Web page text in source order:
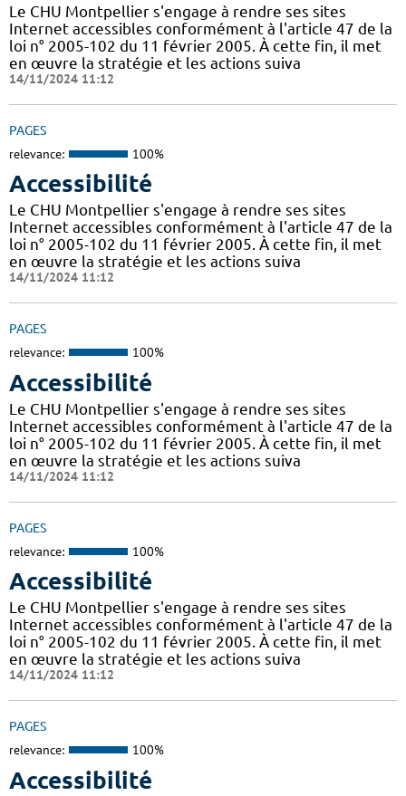
Le CHU Montpellier s'engage à rendre ses sites
Internet accessibles conformément à l'article 47 de la
loi n° 2005-102 du 11 février 2005. À cette fin, il met
en œuvre la stratégie et les actions suiva
14/11/2024 11:12
PAGES
relevance: 100%
Accessibilité
Le CHU Montpellier s'engage à rendre ses sites
Internet accessibles conformément à l'article 47 de la
loi n° 2005-102 du 11 février 2005. À cette fin, il met
en œuvre la stratégie et les actions suiva
14/11/2024 11:12
PAGES
relevance: 100%
Accessibilité
Le CHU Montpellier s'engage à rendre ses sites
Internet accessibles conformément à l'article 47 de la
loi n° 2005-102 du 11 février 2005. À cette fin, il met
en œuvre la stratégie et les actions suiva
14/11/2024 11:12
PAGES
relevance: 100%
Accessibilité
Le CHU Montpellier s'engage à rendre ses sites
Internet accessibles conformément à l'article 47 de la
loi n° 2005-102 du 11 février 2005. À cette fin, il met
en œuvre la stratégie et les actions suiva
14/11/2024 11:12
PAGES
relevance: 100%
Accessibilité